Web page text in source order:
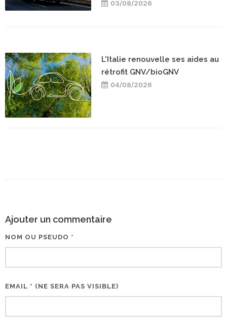
03/08/2026
L'Italie renouvelle ses aides au
rétrofit GNV/bioGNV
04/08/2026
Ajouter un commentaire
NOM OU PSEUDO *
EMAIL * (NE SERA PAS VISIBLE)